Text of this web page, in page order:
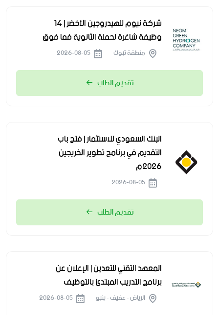
شركة نيوم للهيدروجين الأخضر | 14
وظيفة شاغرة لحملة الثانوية فما فوق
منطقة تبوك
تقديم الطلب
البنك السعودي للاستثمار | فتح باب
التقديم في برنامج تطوير الخريجين
2026م
تقديم الطلب
المعهد التقني للتعدين | الإعلان عن
برنامج التدريب المبتدئ بالتوظيف
الرياض - عفيف - ينبع